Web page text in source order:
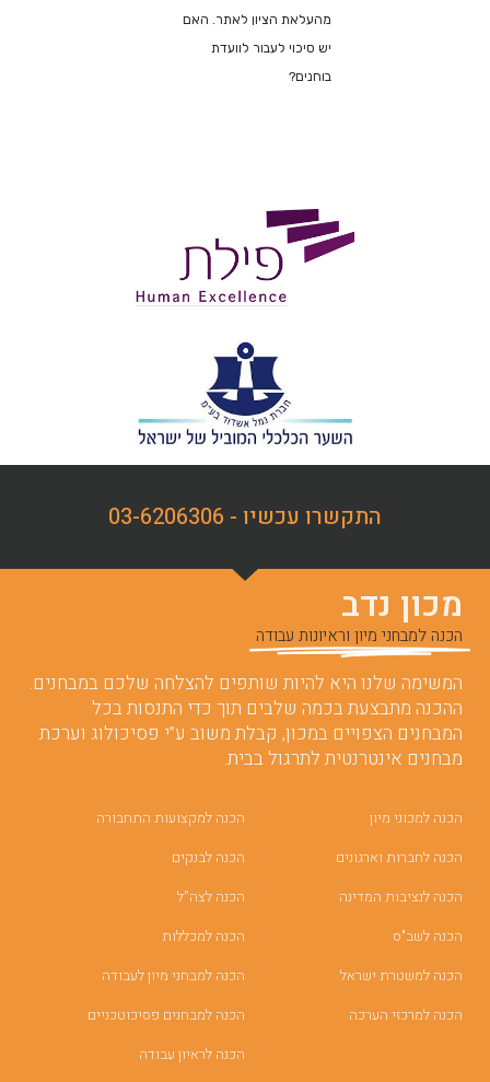
מהעלאת הציון לאתר. האם
יש סיכוי לעבור לוועדת
בוחנים?
התקשרו עכשיו - 03-6206306
מכון נדב
הכנה למבחני מיון וראיונות עבודה
המשימה שלנו היא להיות שותפים להצלחה שלכם במבחנים.
ההכנה מתבצעת בכמה שלבים תוך כדי התנסות בכל
המבחנים הצפויים במכון, קבלת משוב ע”י פסיכולוג וערכת
מבחנים אינטרנטית לתרגול בבית.
הכנה למכוני מיון
הכנה לחברות וארגונים
הכנה לנציבות המדינה
הכנה לשב"ס
הכנה למשטרת ישראל
הכנה למרכזי הערכה
הכנה למקצועות התחבורה
הכנה לבנקים
הכנה לצה”ל
הכנה למכללות
הכנה למבחני מיון לעבודה
הכנה למבחנים פסיכוטכניים
הכנה לראיון עבודה